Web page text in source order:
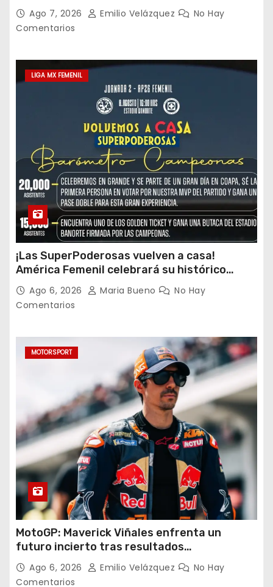
Ago 7, 2026 Emilio Velázquez
No Hay
Comentarios
LIGA MX FEMENIL
¡Las SuperPoderosas vuelven a casa!
América Femenil celebrará su histórico
triplete con una auténtica fiesta ante Cruz
Azul
Ago 6, 2026 Maria Bueno
No Hay
Comentarios
MOTORSPORT
MotoGP: Maverick Viñales enfrenta un
futuro incierto tras resultados
decepcionantes
Ago 6, 2026 Emilio Velázquez
No Hay
Comentarios